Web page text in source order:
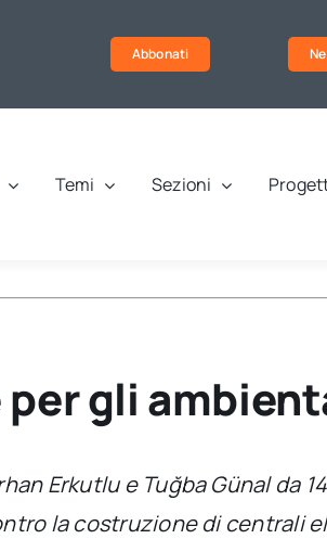
Abbonati
Temi Sezioni
gli
Erkutlu e Tuğba Günal da
la costruzione di centrali